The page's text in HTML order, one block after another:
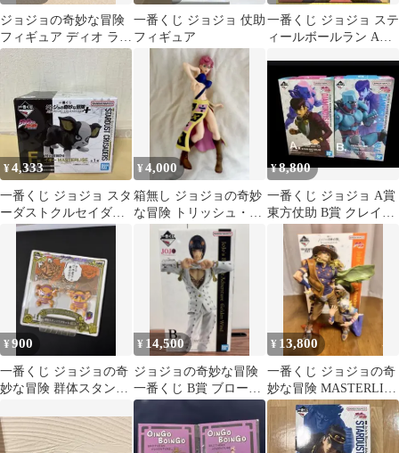
ジョジョの奇妙な冒険
フィギュア ディオ ラス
トワン
一番くじ ジョジョ 仗助
フィギュア
一番くじ ジョジョ ステ
ィールボールラン A賞
¥4,333
一番くじ ジョジョ スタ
ーダストクルセイダー
ス F賞 イギー フィ
¥4,000
箱無し ジョジョの奇妙
な冒険 トリッシュ・ウ
ナ フィギュア 一番くじ
¥8,800
一番くじ ジョジョ A賞
東方仗助 B賞 クレイジ
ー・ダイヤモンド
¥900
一番くじ ジョジョの奇
妙な冒険 群体スタンド
¥ 14,500
ジョジョの奇妙な冒険
一番くじ B賞 ブロー
ノ・ブチャラティ
¥ 13,800
一番くじ ジョジョの奇
妙な冒険 MASTERLISE
PLUS